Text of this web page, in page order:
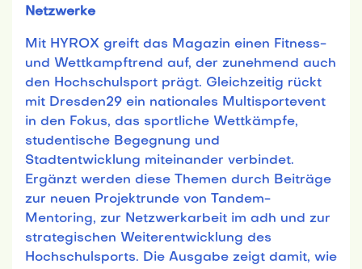
Netzwerke
Mit HYROX greift das Magazin einen Fitness-
und Wettkampftrend auf, der zunehmend auch
den Hochschulsport prägt. Gleichzeitig rückt
mit Dresden29 ein nationales Multisportevent
in den Fokus, das sportliche Wettkämpfe,
studentische Begegnung und
Stadtentwicklung miteinander verbindet.
Ergänzt werden diese Themen durch Beiträge
zur neuen Projektrunde von Tandem-
Mentoring, zur Netzwerkarbeit im adh und zur
strategischen Weiterentwicklung des
Hochschulsports. Die Ausgabe zeigt damit, wie